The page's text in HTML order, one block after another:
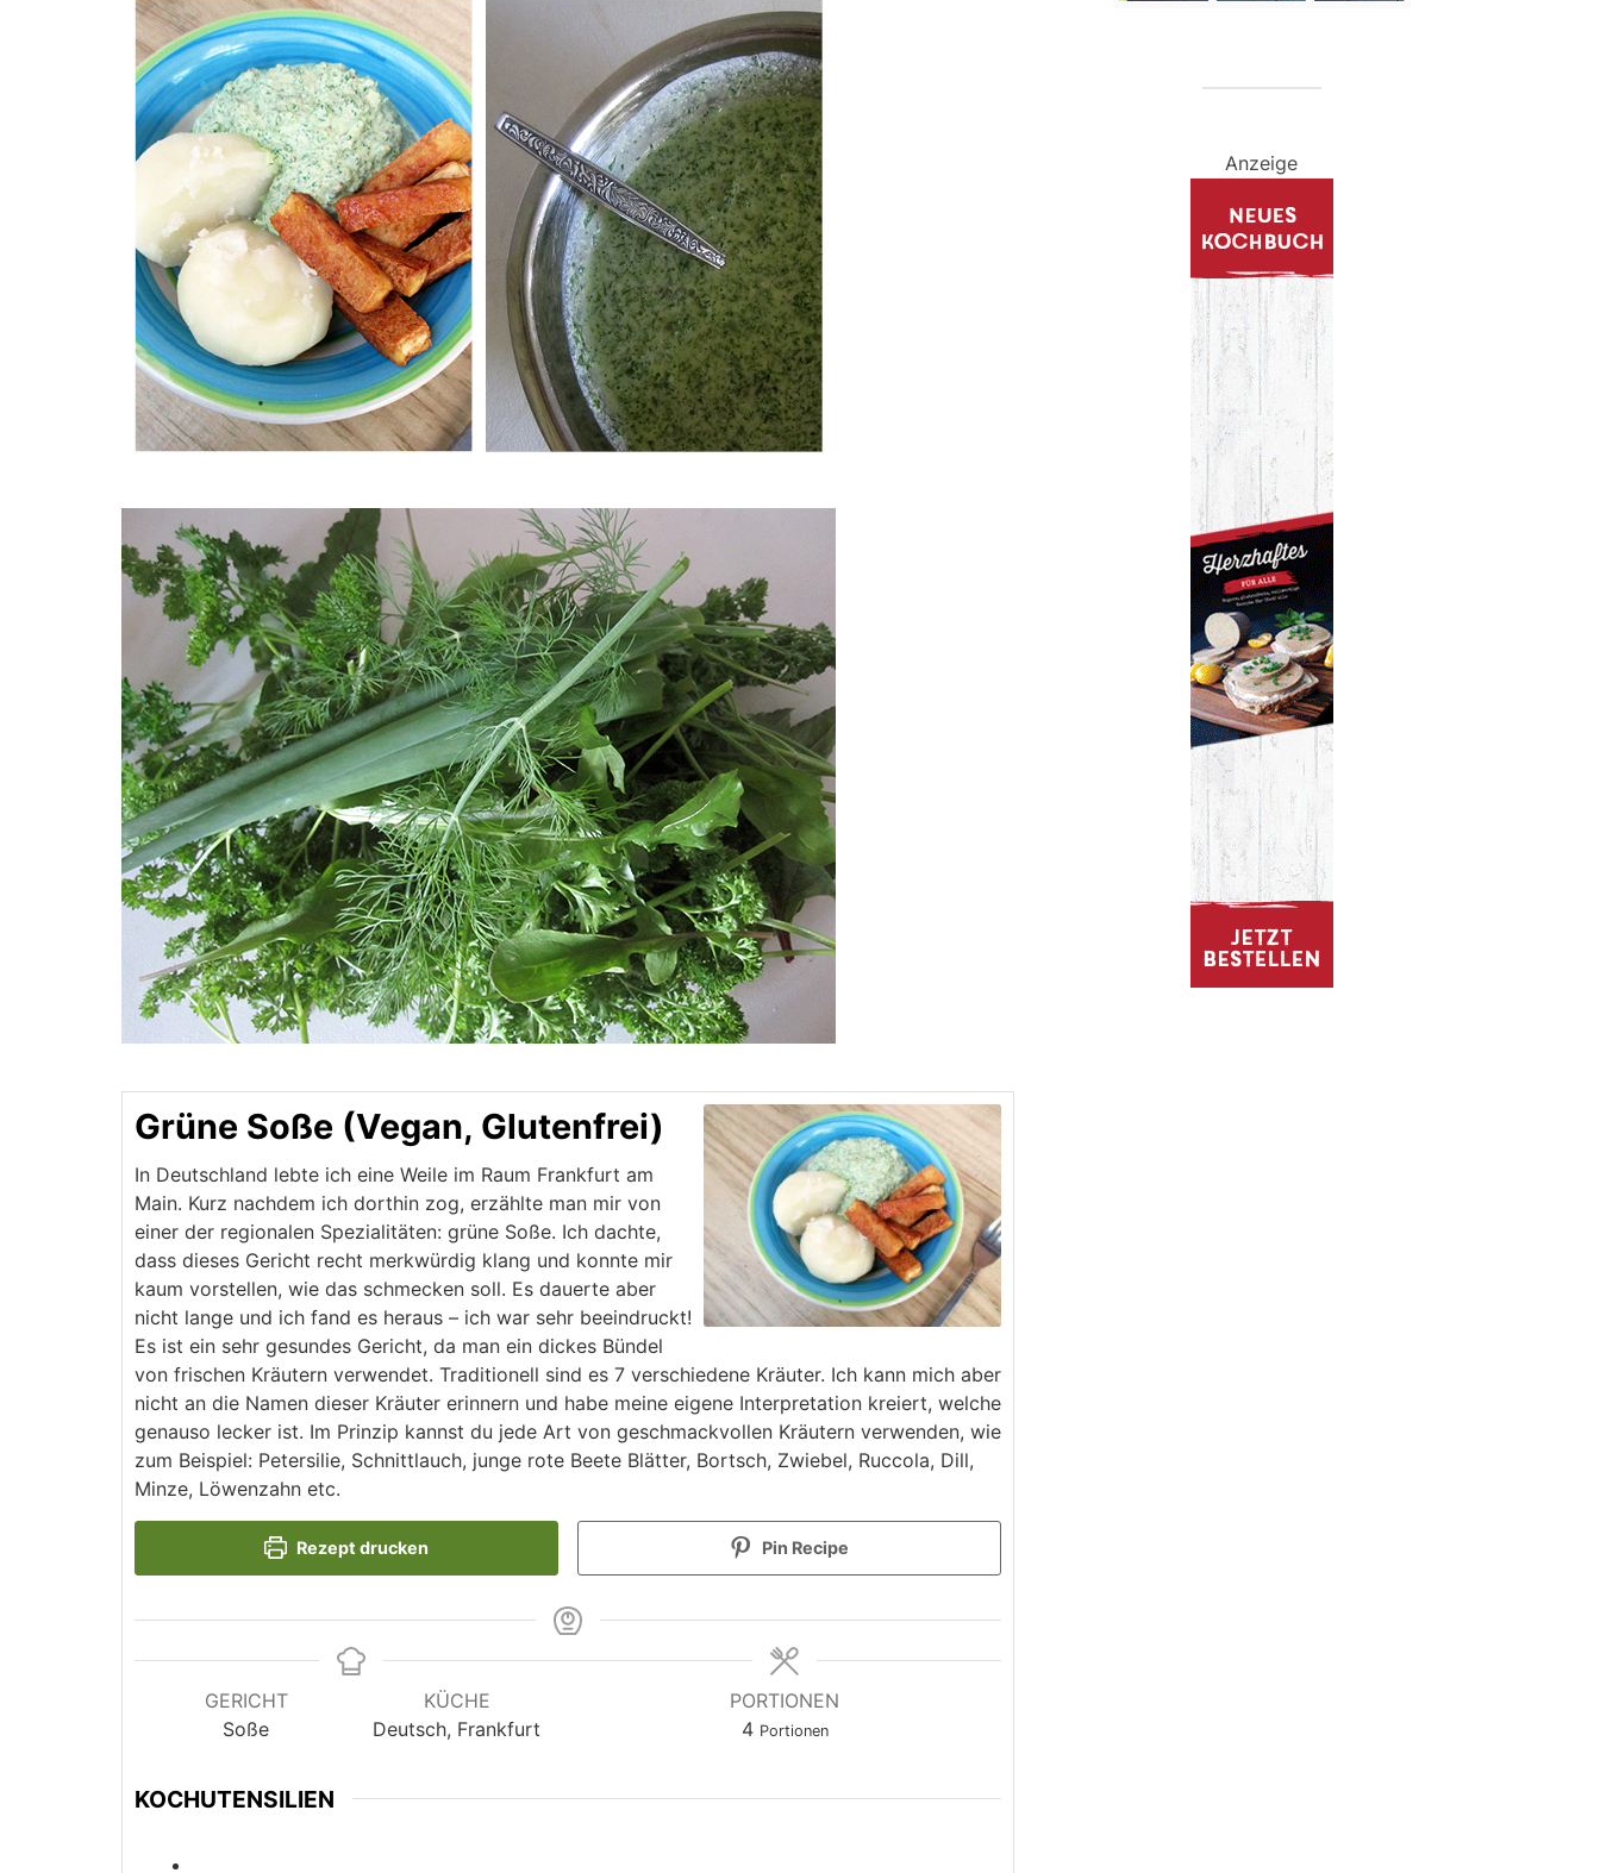
Grüne Soße (Vegan, Glutenfrei)
In Deutschland lebte ich eine Weile im Raum Frankfurt am
Main. Kurz nachdem ich dorthin zog, erzählte man mir von
einer der regionalen Spezialitäten: grüne Soße. Ich dachte,
dass dieses Gericht recht merkwürdig klang und konnte mir
kaum vorstellen, wie das schmecken soll. Es dauerte aber
nicht lange und ich fand es heraus – ich war sehr beeindruckt!
Es ist ein sehr gesundes Gericht, da man ein dickes Bündel
von frischen Kräutern verwendet. Traditionell sind es 7 verschiedene Kräuter. Ich kann mich aber
nicht an die Namen dieser Kräuter erinnern und habe meine eigene Interpretation kreiert, welche
genauso lecker ist. Im Prinzip kannst du jede Art von geschmackvollen Kräutern verwenden, wie
zum Beispiel: Petersilie, Schnittlauch, junge rote Beete Blätter, Bortsch, Zwiebel, Ruccola, Dill,
Minze, Löwenzahn etc.
Rezept drucken Pin Recipe
GERICHT
Soße
KÜCHE
Deutsch, Frankfurt
PORTIONEN
4 Portionen
KOCHUTENSILIEN
Anzeige